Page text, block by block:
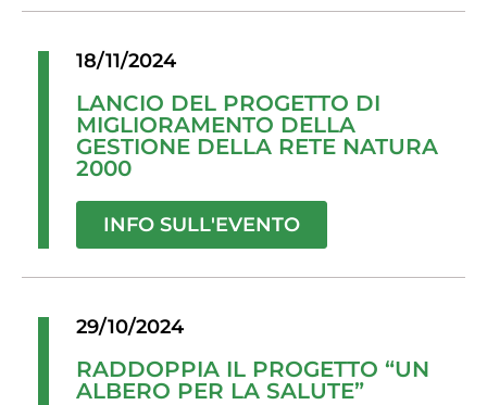
18/11/2024
LANCIO DEL PROGETTO DI
MIGLIORAMENTO DELLA
GESTIONE DELLA RETE NATURA
2000
INFO SULL'EVENTO
29/10/2024
RADDOPPIA IL PROGETTO “UN
ALBERO PER LA SALUTE”